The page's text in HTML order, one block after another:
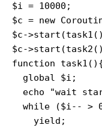
$i = 10000;
$c = new
$c-
$c-
function
  global $i;
echo "wait
while ($i-- >
    yield;